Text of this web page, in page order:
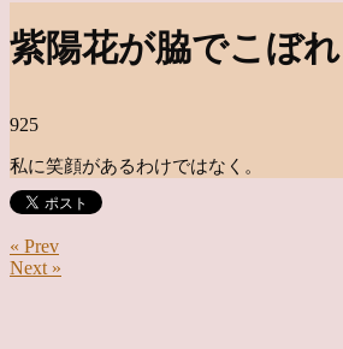
紫陽花が脇でこぼ
925
私に笑顔があるわけではなく。
« Prev
Next »